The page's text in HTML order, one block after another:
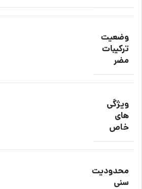
وضعیت
ترکیبات
مضر
ویژگی
های
خاص
محدودیت
سنی